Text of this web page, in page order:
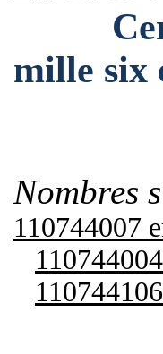
Cent
mille six
Nombres
110744007